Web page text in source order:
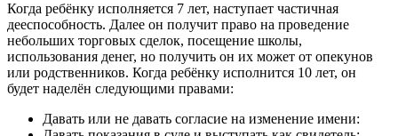
Когда ребёнку исполняется 7 лет, наступает частичная
дееспособность. Далее он получит право на проведение
небольших торговых сделок, посещение школы,
использования денег, но получить он их может от опекунов
или родственников. Когда ребёнку исполнится 10 лет, он
будет наделён следующими правами:
Давать или не давать согласие на изменение имени: